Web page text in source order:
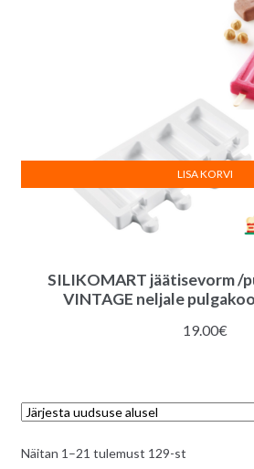
SILIKOMART jäätisevorm /
VINTAGE neljale
19.00€
LISA KORVI
Näitan 1–21 tulemust 129-stSorditud